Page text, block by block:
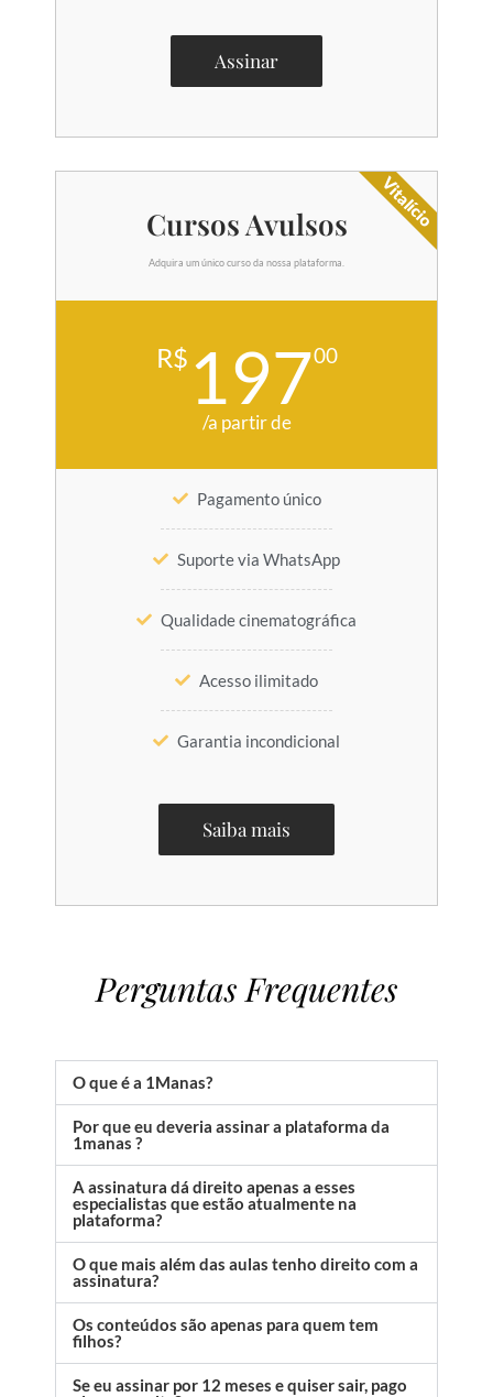
Assinar
Cursos Avulsos
Adquira um único curso da nossa plataforma.
R$ 19700
/a partir de
Pagamento único
Suporte via WhatsApp
Qualidade cinematográfica
Acesso ilimitado
Garantia incondicional
Saiba mais
Vitalício
Perguntas Frequentes
O que é a 1Manas?
Por que eu deveria assinar a plataforma da
1manas ?
A assinatura dá direito apenas a esses
especialistas que estão atualmente na
plataforma?
O que mais além das aulas tenho direito com a
assinatura?
Os conteúdos são apenas para quem tem
filhos?
Se eu assinar por 12 meses e quiser sair, pago